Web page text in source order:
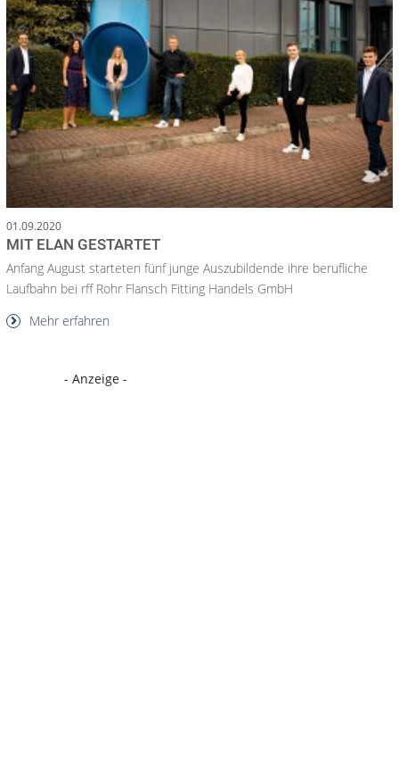
01.09.2020
MIT ELAN GESTARTET
Anfang August starteten fünf junge Auszubildende ihre berufliche
Laufbahn bei rff Rohr Flansch Fitting Handels GmbH
Mehr erfahren
- Anzeige -